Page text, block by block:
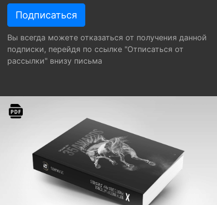
Вы всегда можете отказаться от получения данной
подписки, перейдя по ссылке "Отписаться от
рассылки" внизу письма